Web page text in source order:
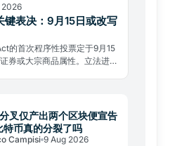
2026
表决：9月15日或改写
的首次程序性投票定于9月15
券或大宗商品属性。立法进程
叉仅产出两个区块便宣告
特币真的分裂了吗
Campisi 9 Aug 2026